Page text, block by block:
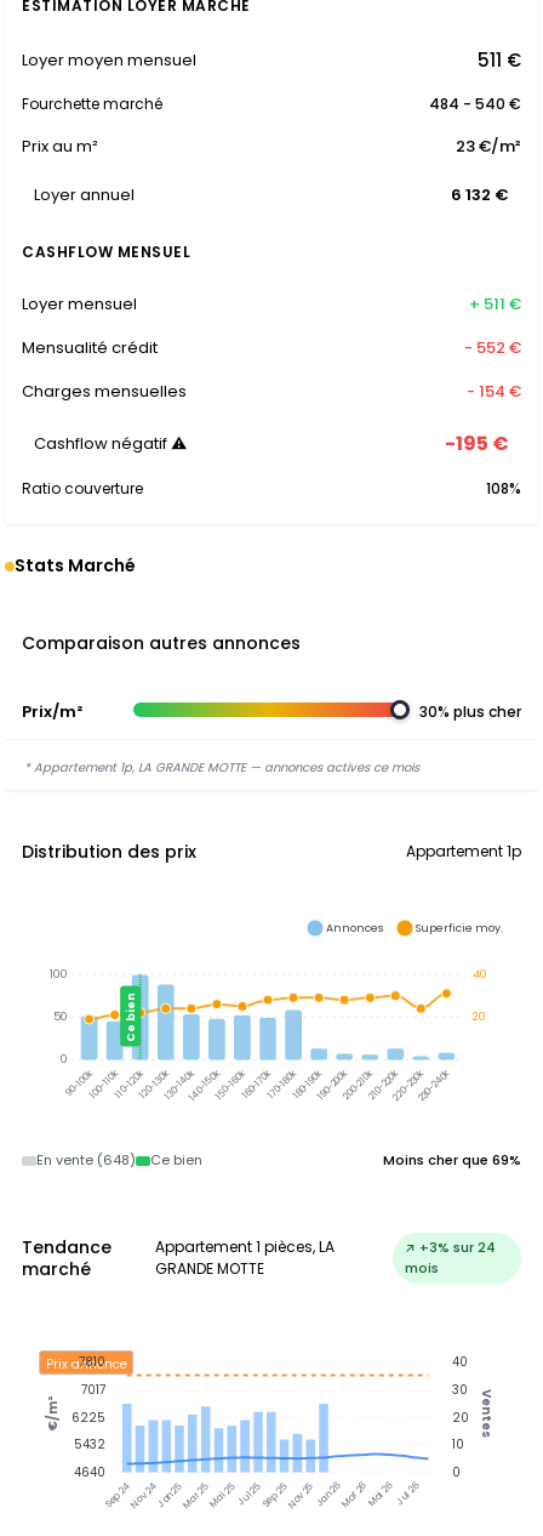
ESTIMATION LOYER MARCHÉ
Loyer moyen mensuel 511 €
Fourchette marché 484 - 540 €
Prix au m² 23 €/m²
Loyer annuel 6 132 €
CASHFLOW MENSUEL
Loyer mensuel
+ 511 €
Mensualité crédit
- 552 €
Charges mensuelles
- 154 €
Cashflow négatif ⚠ -195 €
Ratio couverture 108%
Stats Marché
Comparaison autres annonces
Prix/m² 30% plus cher
* Appartement 1p, LA GRANDE MOTTE — annonces actives ce mois
Distribution des prix Appartement 1p
90-100k100-110k110-120k120-130k130-140k140-150k150-160k160-170k170-180k180-190k190-200k200-210k210-220k220-230k230-240k
Ce bien
40
20
100
50
0
Annonces Superficie moy.
En vente (648) Ce bien Moins cher que 69%
Tendance
marché
Appartement 1 pièces, LA
GRANDE MOTTE
↗ +3% sur 24
mois
Sep 24Nov 24Jan 25Mar 25Mai 25Jul 25Sep 25Nov 25Jan 26Mar 26Mai 26Jul 26
Prix annonce
40
30
20
10
0
Ventes
7810
7017
6225
5432
4640
€/m²